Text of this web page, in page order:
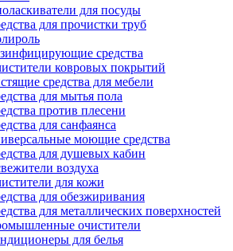
для посуды
для прочистки труб
средства
ковровых покрытий
средства для мебели
для мытья пола
против плесени
для санфаянса
моющие средства
для душевых кабин
воздуха
для кожи
для обезжиривания
для металлических поверхностей
очистители
для белья